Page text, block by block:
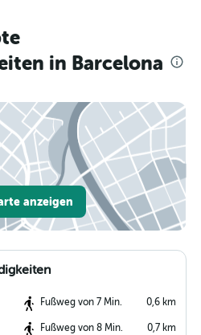
in Barcelona
anzeigen
Fußweg von 7 Min. 0,6 km
Fußweg von 8 Min. 0,7 km